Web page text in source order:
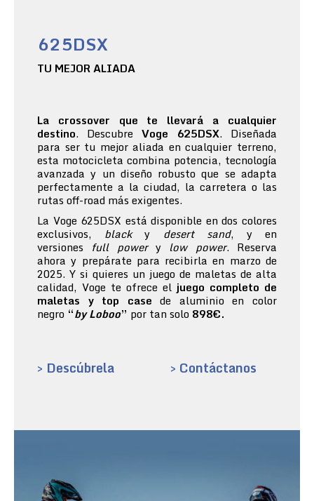
625DSX
TU MEJOR ALIADA
La crossover que te llevará a cualquier
destino. Descubre Voge 625DSX. Diseñada
para ser tu mejor aliada en cualquier terreno,
esta motocicleta combina potencia, tecnología
avanzada y un diseño robusto que se adapta
perfectamente a la ciudad, la carretera o las
rutas off-road más exigentes.
La Voge 625DSX está disponible en dos colores
exclusivos, blacky desert sand, y en
versiones full powery low power. Reserva
ahora y prepárate para recibirla en marzo de
2025. Y si quieres un juego de maletas de alta
calidad, Voge te ofrece el juego completo de
maletas y top case de aluminio en color
negro “by Loboo” por tan solo 898€.
> Descúbrela > Contáctanos